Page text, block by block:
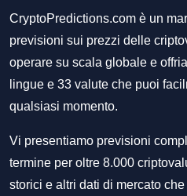
CryptoPredictions.com è un
previsioni sui prezzi delle
operare su scala globale e
lingue e 33 valute che puoi
qualsiasi momento.
Vi presentiamo previsioni
termine per oltre 8.000
storici e altri dati di mercato